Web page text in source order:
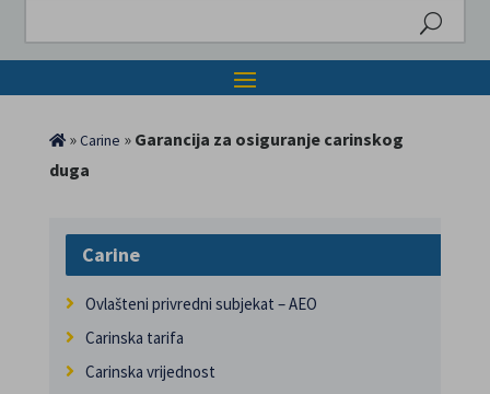
»Carine » Garancija za osiguranje carinskog
duga
Carine
Ovlašteni privredni subjekat – AEO
Carinska tarifa
Carinska vrijednost